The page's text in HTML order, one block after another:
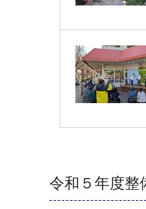
令和５年度整